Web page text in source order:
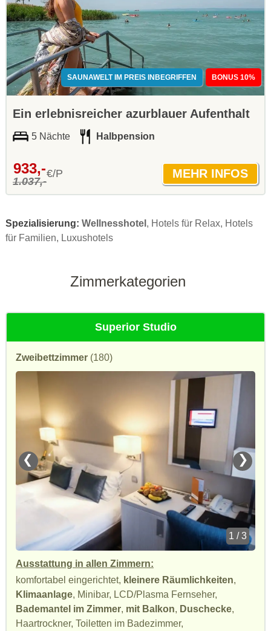
SAUNAWELT IM PREIS INBEGRIFFEN BONUS 10%
Ein erlebnisreicher azurblauer Aufenthalt
5 Nächte Halbpension
933,-
1.037,-
€/P
Spezialisierung: Wellnesshotel , Hotels für Relax, Hotels
für Familien, Luxushotels
Zimmerkategorien
Superior Studio
Zweibettzimmer (180)
❮ ❯
1 / 3
Ausstattung in allen Zimmern:
komfortabel eingerichtet, kleinere Räumlichkeiten,
Klimaanlage, Minibar, LCD/Plasma Fernseher,
Bademantel im Zimmer, mit Balkon, Duschecke,
Haartrockner, Toiletten im Badezimmer,